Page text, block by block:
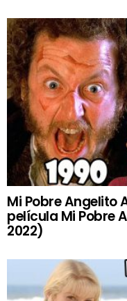
Mi Pobre Angelito
película Mi Pobre
2022)